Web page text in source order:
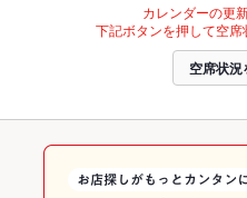
カレンダーの更
下記ボタンを押して空席
空席状況